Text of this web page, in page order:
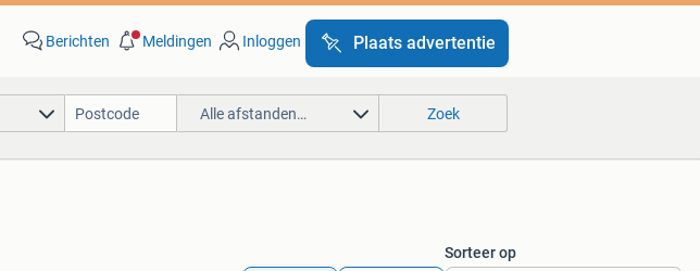
Berichten Meldingen Inloggen Plaats advertentie
Alle afstanden… Zoek
Sorteer op